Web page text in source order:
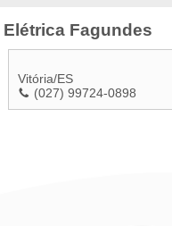
Elétrica Fagundes
Vitória/ES
(027) 99724-0898